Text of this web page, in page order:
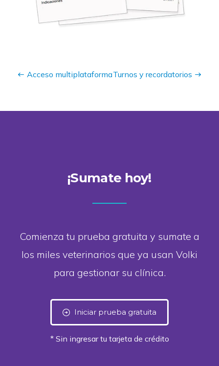
Acceso multiplataformaTurnos y recordatorios
¡Sumate hoy!
Comienza tu prueba gratuita y sumate a
los miles veterinarios que ya usan Volki
para gestionar su clínica.
Iniciar prueba gratuita
* Sin ingresar tu tarjeta de crédito